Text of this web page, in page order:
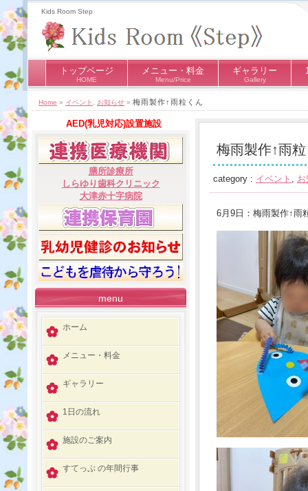
Kids Room Step
トップページ
HOME
メニュー・料金
Menu/Price
ギャラリー
Gallery
Home » イベント お知らせ » 梅雨製作↑雨粒くん
梅雨製作↑雨
category : イベント ,
6月9日：梅雨製作↑雨
AED(乳児対応)設置施設
膳所診療所
しらゆり歯科クリニック
大津赤十字病院
menu
ホーム
メニュー・料金
ギャラリー
1日の流れ
施設のご案内
すてっぷ の年間行事